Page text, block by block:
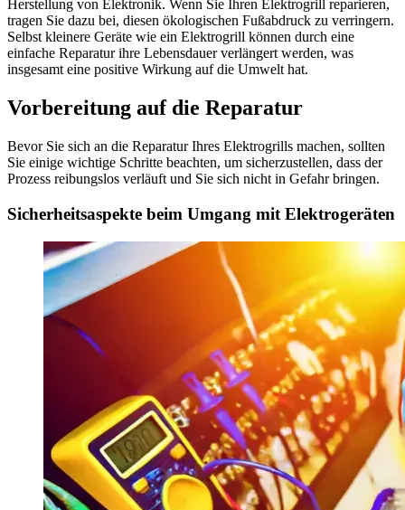
Herstellung von Elektronik. Wenn Sie Ihren Elektrogrill reparieren,
tragen Sie dazu bei, diesen ökologischen Fußabdruck zu verringern.
Selbst kleinere Geräte wie ein Elektrogrill können durch eine
einfache Reparatur ihre Lebensdauer verlängert werden, was
insgesamt eine positive Wirkung auf die Umwelt hat.
Vorbereitung auf die Reparatur
Bevor Sie sich an die Reparatur Ihres Elektrogrills machen, sollten
Sie einige wichtige Schritte beachten, um sicherzustellen, dass der
Prozess reibungslos verläuft und Sie sich nicht in Gefahr bringen.
Sicherheitsaspekte beim Umgang mit Elektrogeräten